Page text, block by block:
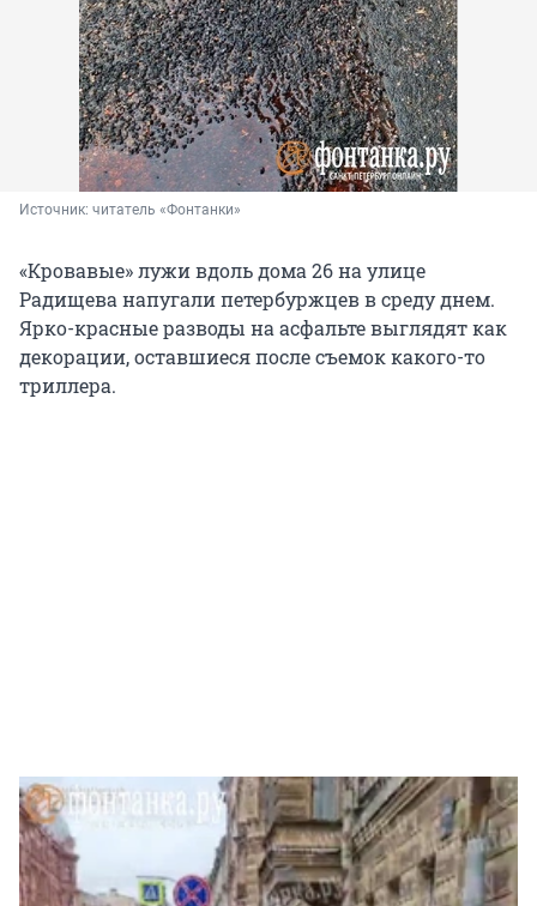
Источник: читатель «Фонтанки»
«Кровавые» лужи вдоль дома 26 на улице
Радищева напугали петербуржцев в среду днем.
Ярко-красные разводы на асфальте выглядят как
декорации, оставшиеся после съемок какого-то
триллера.